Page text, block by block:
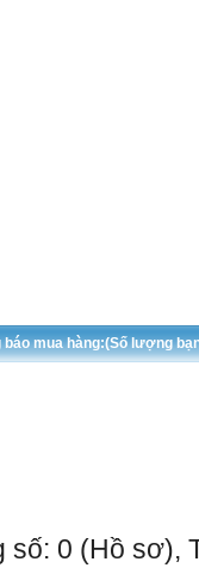
báo mua hàng:(Số lượng
số: 0 (Hồ sơ),